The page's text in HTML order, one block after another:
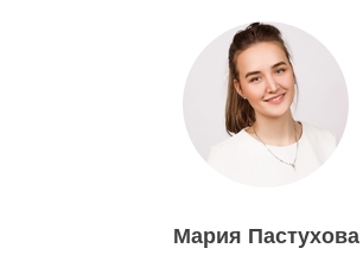
Мария Пастухова